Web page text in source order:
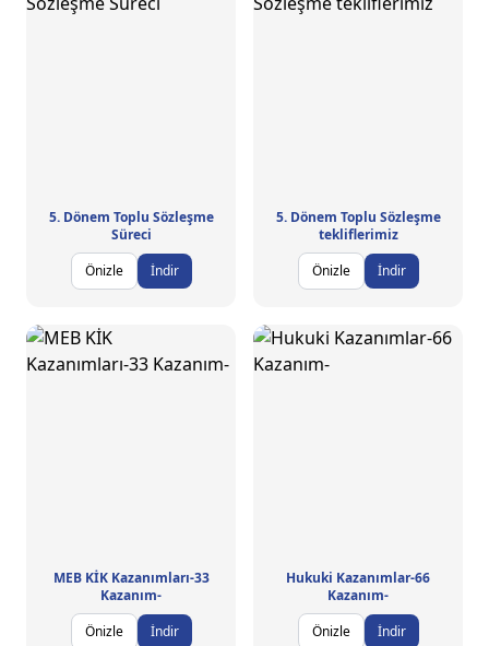
5. Dönem Toplu Sözleşme
Süreci
Önizle
İndir
5. Dönem Toplu Sözleşme
tekliflerimiz
Önizle
İndir
MEB KİK Kazanımları-33
Kazanım-
Önizle
İndir
Hukuki Kazanımlar-66
Kazanım-
Önizle
İndir